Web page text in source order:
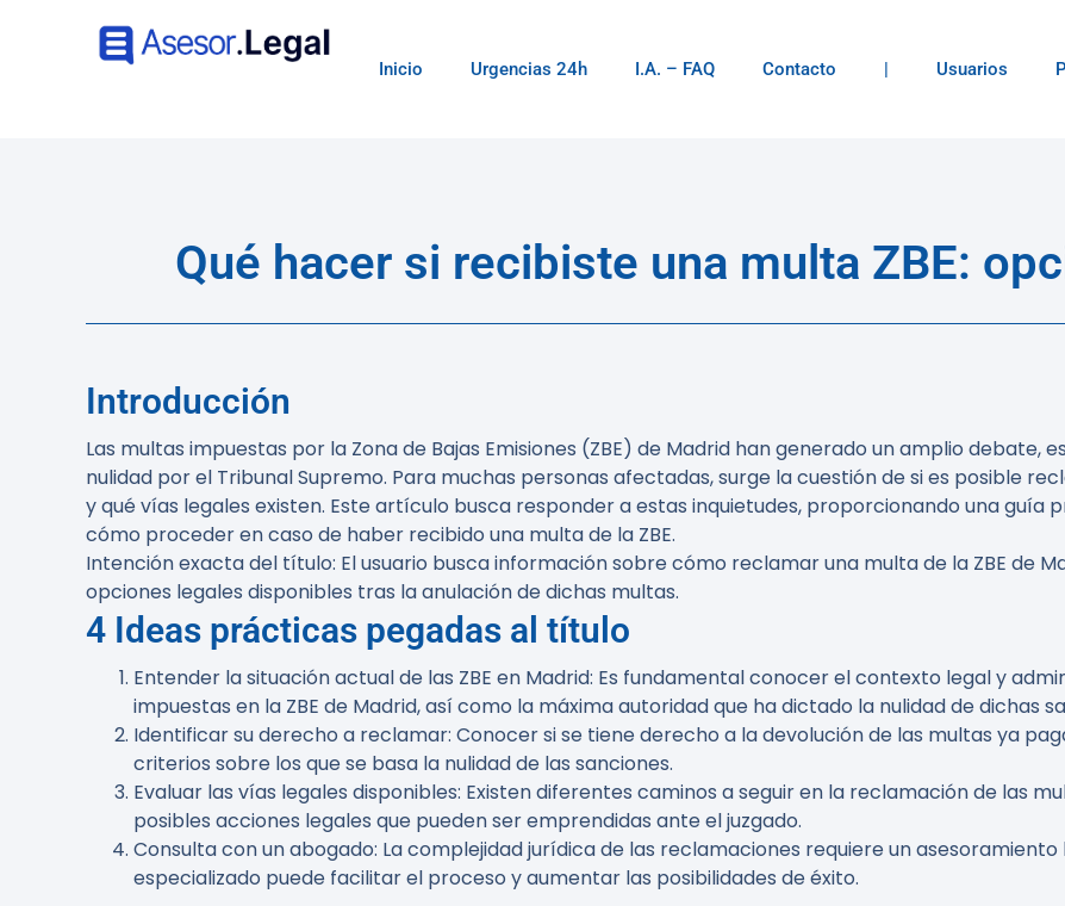
Inicio Urgencias 24h I.A. – FAQ Contacto | Usuarios
Qué hacer si recibiste una multa ZBE:
Introducción
Las multas impuestas por la Zona de Bajas Emisiones (ZBE) de Madrid han generado un amplio
nulidad por el Tribunal Supremo. Para muchas personas afectadas, surge la cuestión de si es posible
y qué vías legales existen. Este artículo busca responder a estas inquietudes, proporcionando una guía
cómo proceder en caso de haber recibido una multa de la ZBE.
Intención exacta del título: El usuario busca información sobre cómo reclamar una multa de la ZBE de
opciones legales disponibles tras la anulación de dichas multas.
4 Ideas prácticas pegadas al título
Entender la situación actual de las ZBE en Madrid: Es fundamental conocer el contexto legal y
impuestas en la ZBE de Madrid, así como la máxima autoridad que ha dictado la nulidad de dichas
Identificar su derecho a reclamar: Conocer si se tiene derecho a la devolución de las multas ya
criterios sobre los que se basa la nulidad de las sanciones.
Evaluar las vías legales disponibles: Existen diferentes caminos a seguir en la reclamación de las
posibles acciones legales que pueden ser emprendidas ante el juzgado.
Consulta con un abogado: La complejidad jurídica de las reclamaciones requiere un
especializado puede facilitar el proceso y aumentar las posibilidades de éxito.